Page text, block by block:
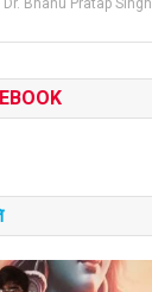
Dr. Bhanu Pratap Singh